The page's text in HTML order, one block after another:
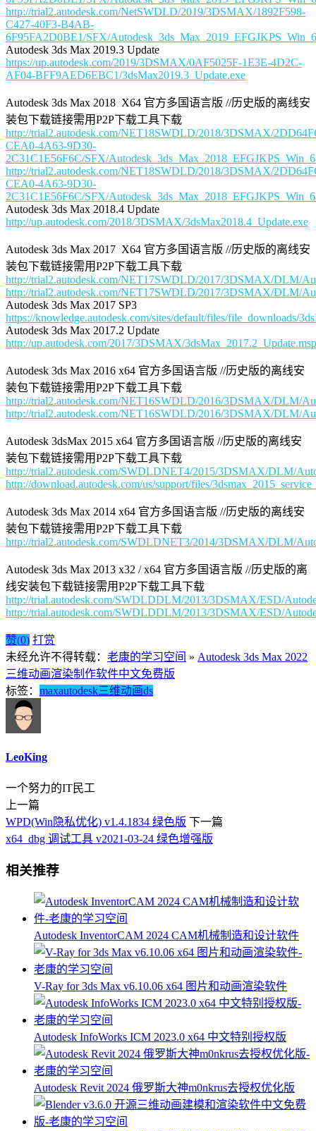
http://trial2.autodesk.com/NetSWDLD/2019/3DSMAX/1892F598-
C427-40F3-B4AB-
6F95FA2D0BE1/SFX/
Autodesk 3ds Max 2019.3 Update
https://up.autodesk.com/2019/3DSMAX/0AF5025F-1E3E-4D2C-
AF04-BFF9AED6EBC1/3dsMax2019.3_Update.exe
Autodesk 3ds Max 2018 X64 官方多国语言版 //历史版的离线安
装包下载链接需用P2P下载工具下载
http://trial2.autodesk.com/NET18SWDLD/2018/3DSMAX/
CEA0-4A63-9D30-
2C31C1E56F6C/SFX/
http://trial2.autodesk.com/NET18SWDLD/2018/3DSMAX/
CEA0-4A63-9D30-
2C31C1E56F6C/SFX/
Autodesk 3ds Max 2018.4 Update
http://up.autodesk.com/2018/3DSMAX/3dsMax2018.4_Update.exe
Autodesk 3ds Max 2017 X64 官方多国语言版 //历史版的离线安
装包下载链接需用P2P下载工具下载
http://trial2.autodesk.com/NET17SWDLD/2017/3DSMAX/DLM/
http://trial2.autodesk.com/NET17SWDLD/2017/3DSMAX/DLM/
Autodesk 3ds Max 2017 SP3
https://knowledge.autodesk.com/sites/default/files/file_downloads/
Autodesk 3ds Max 2017.2 Update
http://up.autodesk.com/2017/3DSMAX/3dsMax_2017.2_Update.msp
Autodesk 3ds Max 2016 x64 官方多国语言版 //历史版的离线安
装包下载链接需用P2P下载工具下载
http://trial2.autodesk.com/NET16SWDLD/2016/3DSMAX/DLM/
http://trial2.autodesk.com/NET16SWDLD/2016/3DSMAX/DLM/
Autodesk 3dsMax 2015 x64 官方多国语言版 //历史版的离线安
装包下载链接需用P2P下载工具下载
http://trial2.autodesk.com/SWDLDNET4/2015/3DSMAX/DLM/
http://download.autodesk.com/us/support/files/
Autodesk 3ds Max 2014 x64 官方多国语言版 //历史版的离线安
装包下载链接需用P2P下载工具下载
http://trial2.autodesk.com/SWDLDNET3/2014/3DSMAX/DLM/
Autodesk 3ds Max 2013 x32 / x64 官方多国语言版 //历史版的离
线安装包下载链接需用P2P下载工具下载
http://trial.autodesk.com/SWDLDDLM/2013/3DSMAX/ESD/
http://trial.autodesk.com/SWDLDDLM/2013/3DSMAX/ESD/
赞(0) 打赏
未经允许不得转载： 老康的学习空间 » Autodesk 3ds Max 2022
三维动画渲染制作软件中文免费版
标签： maxautodesk三维动画ds
LeoKing
一个努力的IT民工
上一篇
WPD(Win隐私优化) v1.4.1834 绿色版 下一篇
x64_dbg 调试工具 v2021-03-24 绿色增强版
相关推荐
Autodesk InventorCAM 2024 CAM机械制造和设计软件
V-Ray for 3ds Max v6.10.06 x64 图片和动画渲染软件
Autodesk InfoWorks ICM 2023.0 x64 中文特别授权版
Autodesk Revit 2024 俄罗斯大神m0nkrus去授权优化版